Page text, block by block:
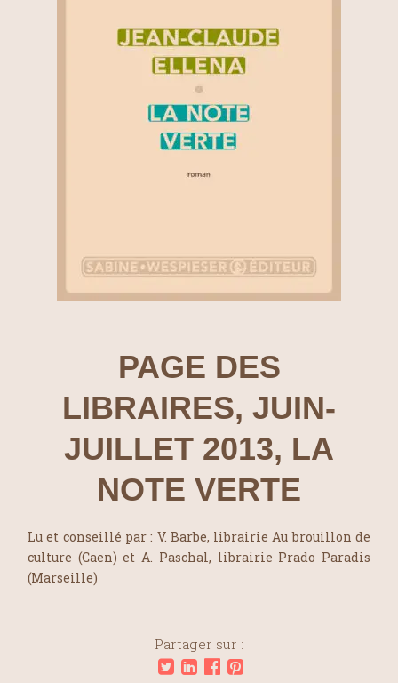
PAGE DES
LIBRAIRES, JUIN-
JUILLET 2013, LA
NOTE VERTE
Lu et conseillé par : V. Barbe, librairie Au brouillon de
culture (Caen) et A. Paschal, librairie Prado Paradis
(Marseille)
Partager sur :